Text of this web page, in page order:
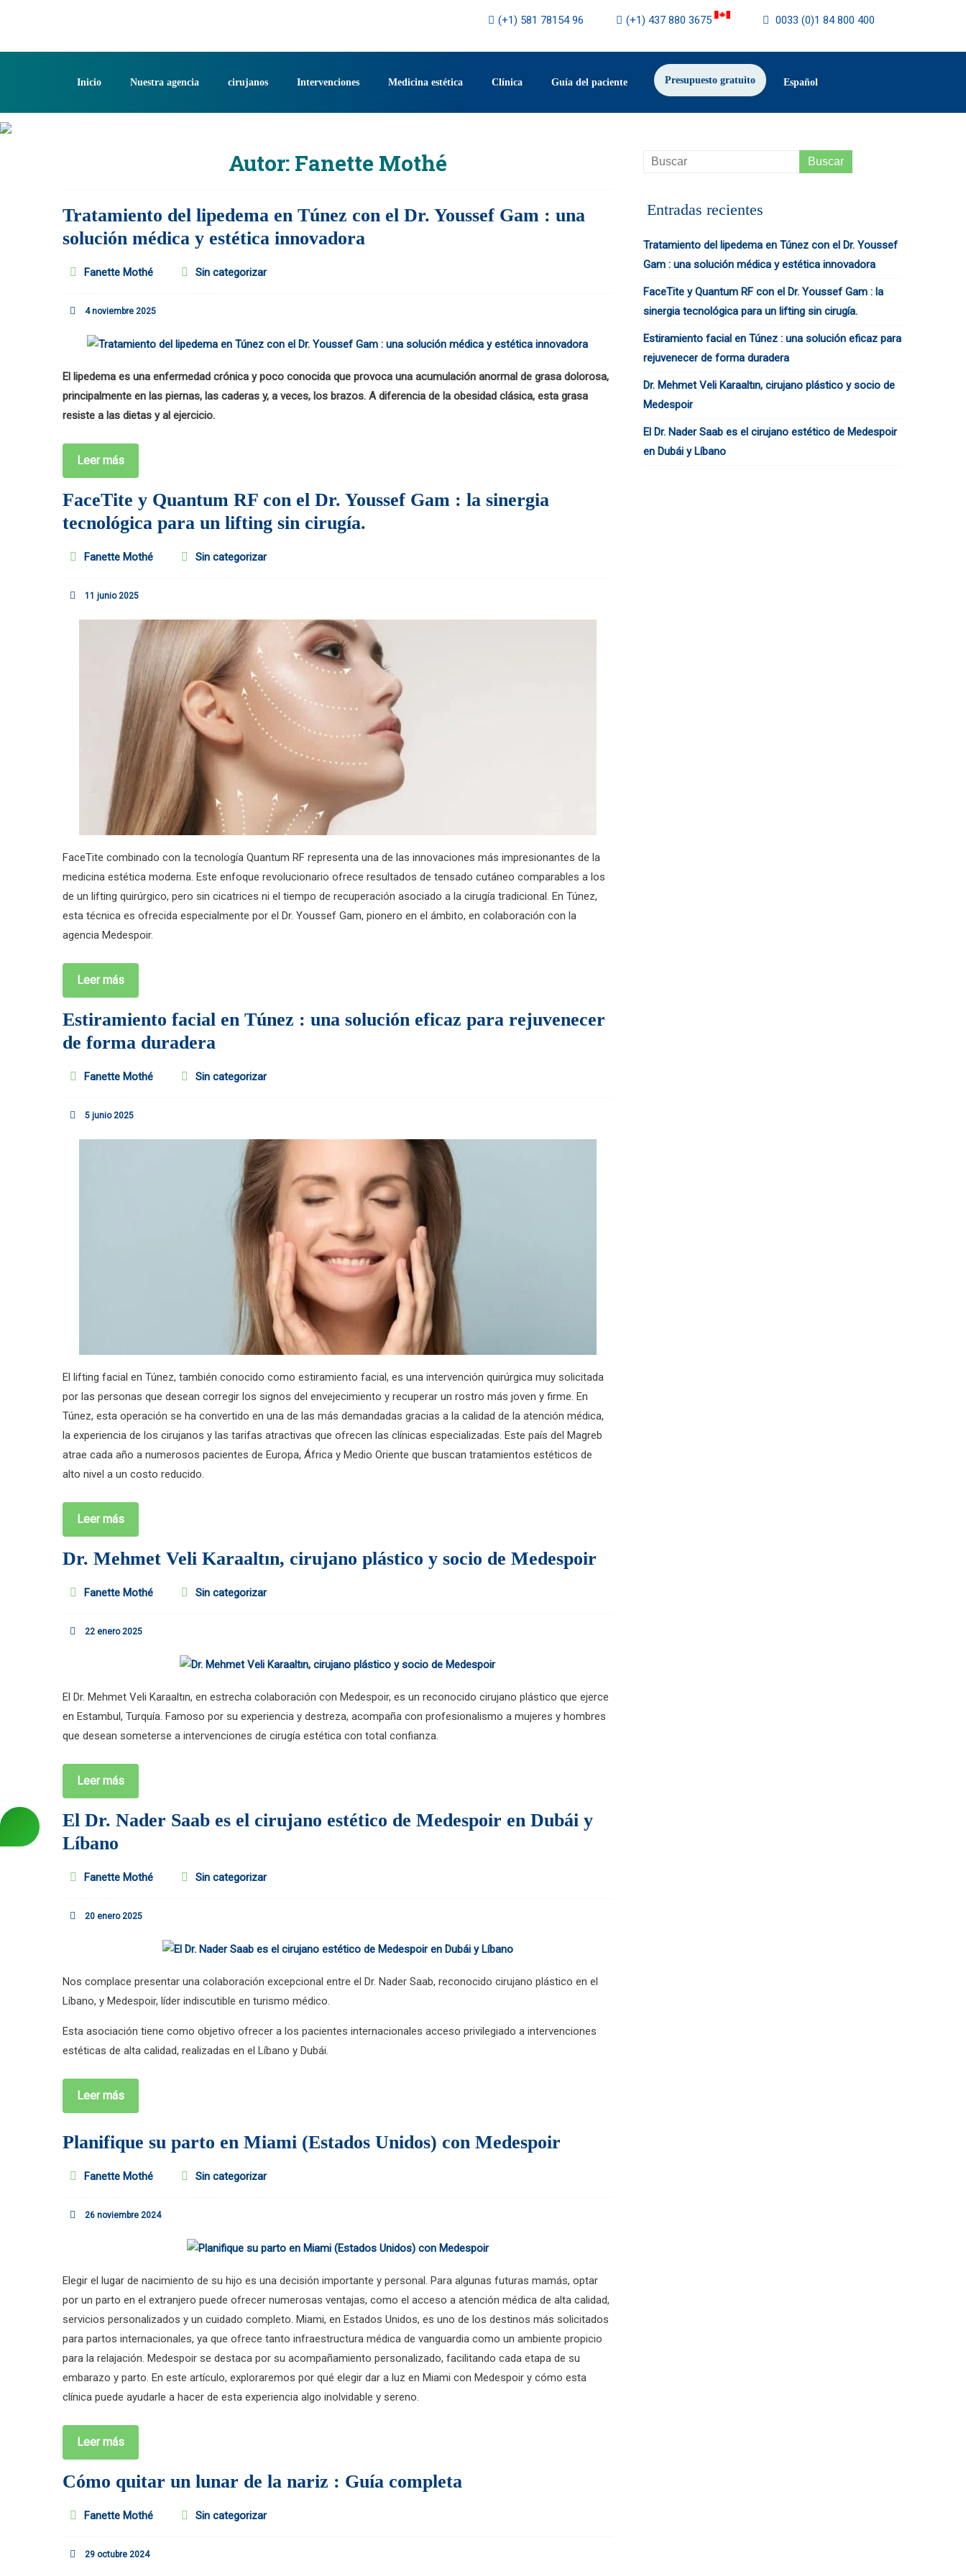
(+1) 581 78154 96 (+1) 437 880 3675 0033 (0)1 84 800 400
Inicio Nuestra agencia cirujanos Intervenciones Medicina estética Clínica Guía del paciente Presupuesto gratuito Español
Autor: Fanette Mothé
Tratamiento del lipedema en Túnez con el Dr. Youssef Gam : una
solución médica y estética innovadora
Fanette Mothé Sin categorizar
4 noviembre 2025
El lipedema es una enfermedad crónica y poco conocida que provoca una acumulación anormal de grasa dolorosa,
principalmente en las piernas, las caderas y, a veces, los brazos. A diferencia de la obesidad clásica, esta grasa
resiste a las dietas y al ejercicio.
Leer más
FaceTite y Quantum RF con el Dr. Youssef Gam : la sinergia
tecnológica para un lifting sin cirugía.
Fanette Mothé Sin categorizar
11 junio 2025
FaceTite combinado con la tecnología Quantum RF representa una de las innovaciones más impresionantes de la
medicina estética moderna. Este enfoque revolucionario ofrece resultados de tensado cutáneo comparables a los
de un lifting quirúrgico, pero sin cicatrices ni el tiempo de recuperación asociado a la cirugía tradicional. En Túnez,
esta técnica es ofrecida especialmente por el Dr. Youssef Gam, pionero en el ámbito, en colaboración con la
agencia Medespoir.
Leer más
Estiramiento facial en Túnez : una solución eficaz para rejuvenecer
de forma duradera
Fanette Mothé Sin categorizar
5 junio 2025
El lifting facial en Túnez, también conocido como estiramiento facial, es una intervención quirúrgica muy solicitada
por las personas que desean corregir los signos del envejecimiento y recuperar un rostro más joven y firme. En
Túnez, esta operación se ha convertido en una de las más demandadas gracias a la calidad de la atención médica,
la experiencia de los cirujanos y las tarifas atractivas que ofrecen las clínicas especializadas. Este país del Magreb
atrae cada año a numerosos pacientes de Europa, África y Medio Oriente que buscan tratamientos estéticos de
alto nivel a un costo reducido.
Leer más
Dr. Mehmet Veli Karaaltın, cirujano plástico y socio de Medespoir
Fanette Mothé Sin categorizar
22 enero 2025
El Dr. Mehmet Veli Karaaltın, en estrecha colaboración con Medespoir, es un reconocido cirujano plástico que ejerce
en Estambul, Turquía. Famoso por su experiencia y destreza, acompaña con profesionalismo a mujeres y hombres
que desean someterse a intervenciones de cirugía estética con total confianza.
Leer más
El Dr. Nader Saab es el cirujano estético de Medespoir en Dubái y
Líbano
Fanette Mothé Sin categorizar
20 enero 2025
Nos complace presentar una colaboración excepcional entre el Dr. Nader Saab, reconocido cirujano plástico en el
Líbano, y Medespoir, líder indiscutible en turismo médico.
Esta asociación tiene como objetivo ofrecer a los pacientes internacionales acceso privilegiado a intervenciones
estéticas de alta calidad, realizadas en el Líbano y Dubái.
Leer más
Planifique su parto en Miami (Estados Unidos) con Medespoir
Fanette Mothé Sin categorizar
26 noviembre 2024
Elegir el lugar de nacimiento de su hijo es una decisión importante y personal. Para algunas futuras mamás, optar
por un parto en el extranjero puede ofrecer numerosas ventajas, como el acceso a atención médica de alta calidad,
servicios personalizados y un cuidado completo. Miami, en Estados Unidos, es uno de los destinos más solicitados
para partos internacionales, ya que ofrece tanto infraestructura médica de vanguardia como un ambiente propicio
para la relajación. Medespoir se destaca por su acompañamiento personalizado, facilitando cada etapa de su
embarazo y parto. En este artículo, exploraremos por qué elegir dar a luz en Miami con Medespoir y cómo esta
clínica puede ayudarle a hacer de esta experiencia algo inolvidable y sereno.
Leer más
Cómo quitar un lunar de la nariz : Guía completa
Fanette Mothé Sin categorizar
29 octubre 2024
Entradas recientes
Tratamiento del lipedema en Túnez con el Dr. Youssef
Gam : una solución médica y estética innovadora
FaceTite y Quantum RF con el Dr. Youssef Gam : la
sinergia tecnológica para un lifting sin cirugía.
Estiramiento facial en Túnez : una solución eficaz para
rejuvenecer de forma duradera
Dr. Mehmet Veli Karaaltın, cirujano plástico y socio de
Medespoir
El Dr. Nader Saab es el cirujano estético de Medespoir
en Dubái y Líbano